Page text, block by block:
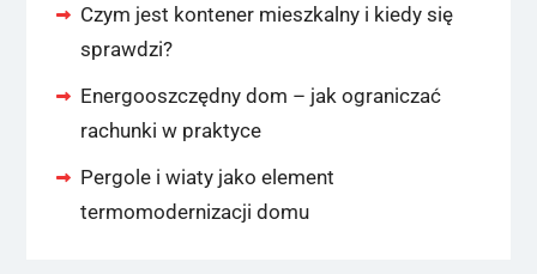
Czym jest kontener mieszkalny i kiedy się
sprawdzi?
Energooszczędny dom – jak ograniczać
rachunki w praktyce
Pergole i wiaty jako element
termomodernizacji domu